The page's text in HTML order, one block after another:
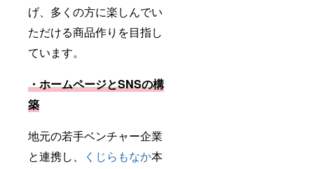
げ、多くの方に楽しんでい
ただける商品作りを目指し
ています。
・ホームページとSNSの構
築
地元の若手ベンチャー企業
と連携し、
くじらもなか本